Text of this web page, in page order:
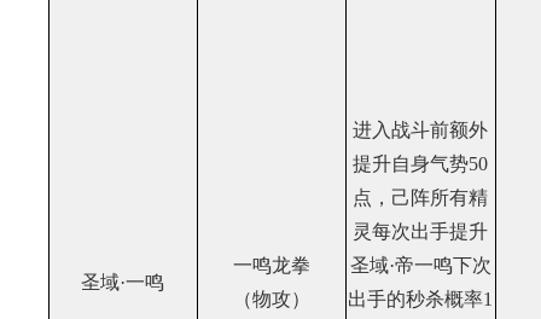
圣域·一鸣
一鸣龙拳
（物攻）
进入战斗前额外
提升自身气势50
点，己阵所有精
灵每次出手提升
圣域·帝一鸣下次
出手的秒杀概率1